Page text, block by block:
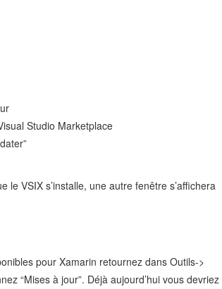
Studio Marketplace
le VSIX s’installe, une autre fenêtre s’affichera
pour Xamarin retournez dans Outils->
“Mises à jour”. Déjà aujourd’hui vous devriez